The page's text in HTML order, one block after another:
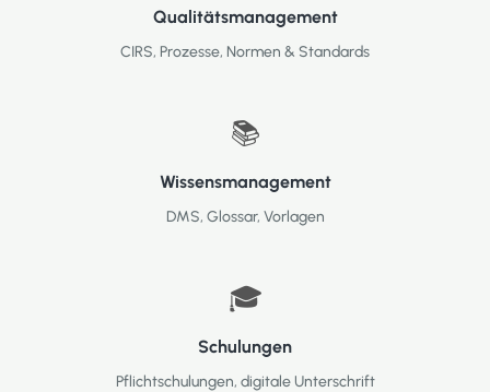
Qualitätsmanagement
CIRS, Prozesse, Normen & Standards
📚
Wissensmanagement
DMS, Glossar, Vorlagen
🎓
Schulungen
Pflichtschulungen, digitale Unterschrift